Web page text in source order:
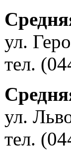
ул.
тел.
ул.
тел.